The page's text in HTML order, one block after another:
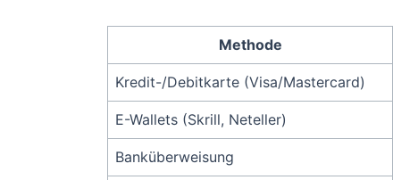
Methode
Kredit-/Debitkarte (Visa/Mastercard)
E-Wallets (Skrill, Neteller)
Banküberweisung